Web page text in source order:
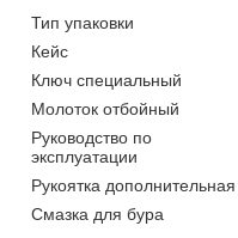
Тип упаковки
Кейс
Ключ специальный
Молоток отбойный
Руководство по
эксплуатации
Рукоятка дополнительная
Смазка для бура